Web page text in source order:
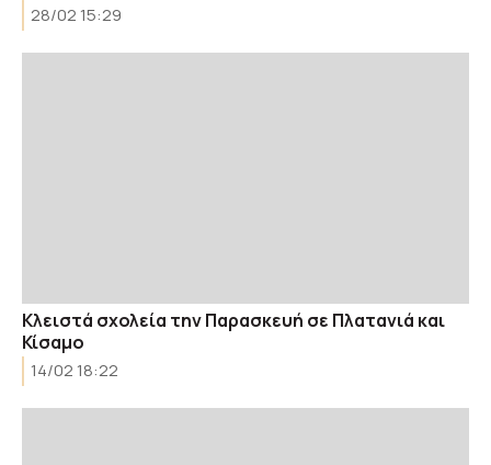
28/02 15:29
Κλειστά σχολεία την Παρασκευή σε Πλατανιά και
Κίσαμο
14/02 18:22